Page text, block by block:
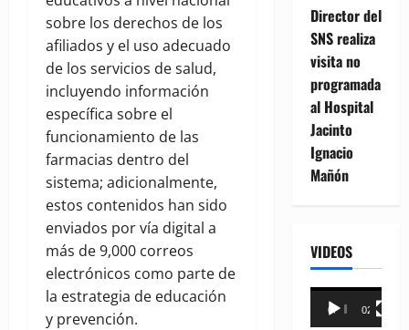
sobre los derechos de los
afiliados y el uso adecuado
de los servicios de salud,
incluyendo información
específica sobre el
funcionamiento de las
farmacias dentro del
sistema; adicionalmente,
estos contenidos han sido
enviados por vía digital a
más de 9,000 correos
electrónicos como parte de
la estrategia de educación
y prevención.
Director del
SNS realiza
visita no
programada
al Hospital
Jacinto
Ignacio
Mañón
VIDEOS
Reproductor
00:00 02:18